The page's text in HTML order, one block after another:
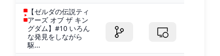
【ゼルダの伝説ティ
アーズ オブ ザ キン
グダム】#10 いろん
な発見をしながら
駆...